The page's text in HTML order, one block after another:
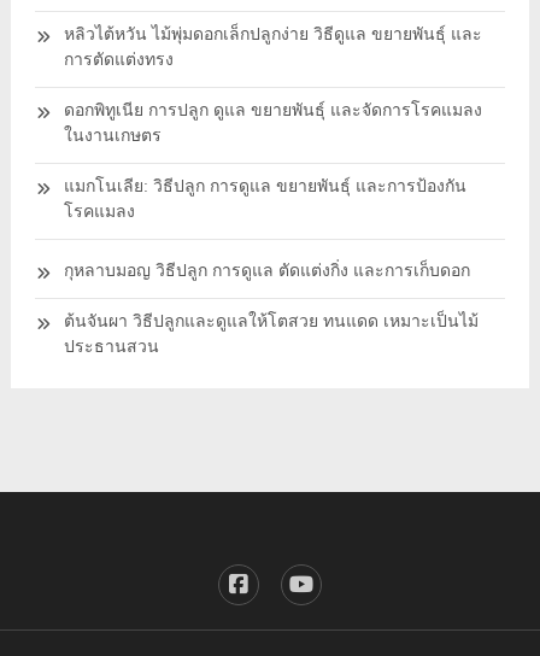
หลิวไต้หวัน ไม้พุ่มดอกเล็กปลูกง่าย วิธีดูแล ขยายพันธุ์ และ
การตัดแต่งทรง
ดอกพิทูเนีย การปลูก ดูแล ขยายพันธุ์ และจัดการโรคแมลง
ในงานเกษตร
แมกโนเลีย: วิธีปลูก การดูแล ขยายพันธุ์ และการป้องกัน
โรคแมลง
กุหลาบมอญ วิธีปลูก การดูแล ตัดแต่งกิ่ง และการเก็บดอก
ต้นจันผา วิธีปลูกและดูแลให้โตสวย ทนแดด เหมาะเป็นไม้
ประธานสวน